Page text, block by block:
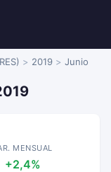
2019 Junio
MENSUAL
+2,4%